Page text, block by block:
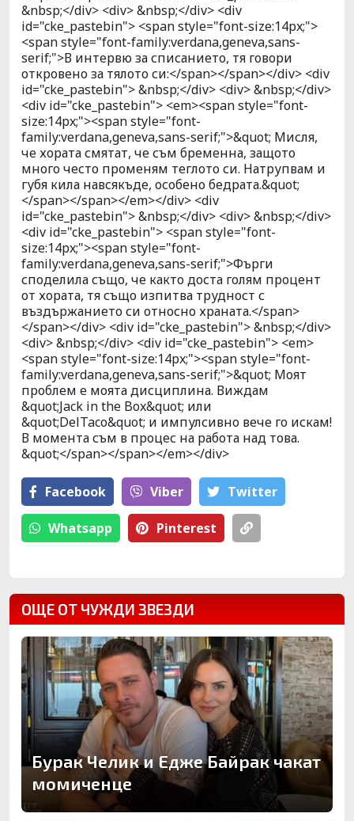
&nbsp;</div> <div> &nbsp;</div> <div
id="cke_pastebin"> <span style="font-size:14px;">
<span style="font-family:verdana,geneva,sans-
serif;">В интервю за списанието, тя говори
откровено за тялото си:</span></span></div> <div
id="cke_pastebin"> &nbsp;</div> <div> &nbsp;</div>
<div id="cke_pastebin"> <em><span style="font-
size:14px;"><span style="font-
family:verdana,geneva,sans-serif;">&quot; Мисля,
че хората смятат, че съм бременна, защото
много често променям теглото си. Натрупвам и
губя кила навсякъде, особено бедрата.&quot;
</span></span></em></div> <div
id="cke_pastebin"> &nbsp;</div> <div> &nbsp;</div>
<div id="cke_pastebin"> <span style="font-
size:14px;"><span style="font-
family:verdana,geneva,sans-serif;">Фърги
споделила също, че както доста голям процент
от хората, тя също изпитва трудност с
въздържанието си относно храната.</span>
</span></div> <div id="cke_pastebin"> &nbsp;</div>
<div> &nbsp;</div> <div id="cke_pastebin"> <em>
<span style="font-size:14px;"><span style="font-
family:verdana,geneva,sans-serif;">&quot; Моят
проблем е моята дисциплина. Виждам
&quot;Jack in the Box&quot; или
&quot;DelTaco&quot; и импулсивно вече го искам!
В момента съм в процес на работа над това.
&quot;</span></span></em></div>
Facebook Viber Тwitter
Whatsapp Pinterest
ОЩЕ ОТ ЧУЖДИ ЗВЕЗДИ
Бурак Челик и Едже Байрак чакат
момиченце